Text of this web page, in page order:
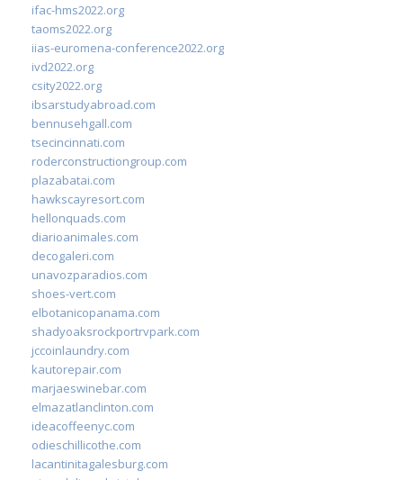
ifac-hms2022.org
taoms2022.org
iias-euromena-conference2022.org
ivd2022.org
csity2022.org
ibsarstudyabroad.com
bennusehgall.com
tsecincinnati.com
roderconstructiongroup.com
plazabatai.com
hawkscayresort.com
hellonquads.com
diarioanimales.com
decogaleri.com
unavozparadios.com
shoes-vert.com
elbotanicopanama.com
shadyoaksrockportrvpark.com
jccoinlaundry.com
kautorepair.com
marjaeswinebar.com
elmazatlanclinton.com
ideacoffeenyc.com
odieschillicothe.com
lacantinitagalesburg.com